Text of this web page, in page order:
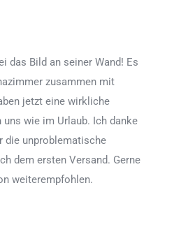
das Bild an seiner Wand! Es
zusammen mit
jetzt eine wirkliche
uns wie im Urlaub. Ich danke
die unproblematische
dem ersten Versand. Gerne
weiterempfohlen.